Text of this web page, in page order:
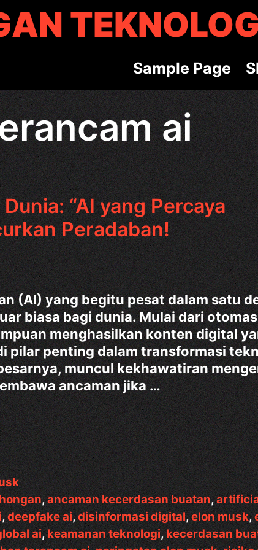
Sample Page S
ai
“AI yang Percaya
Peradaban!
(AI) yang begitu pesat dalam satu
biasa bagi dunia. Mulai dari
menghasilkan konten digital
pilar penting dalam transformasi
muncul kekhawatiran
ancaman jika …
,ancaman kecerdasan buatan,
,deepfake ai,disinformasi digital,elon musk,
ai,keamanan teknologi,kecerdasan